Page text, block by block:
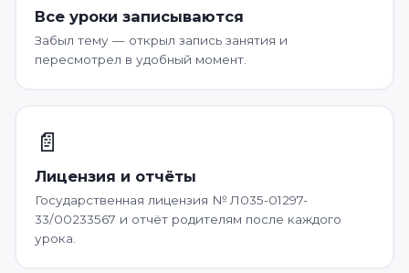
Все уроки записываются
Забыл тему — открыл запись занятия и
пересмотрел в удобный момент.
📄
Лицензия и отчёты
Государственная лицензия № Л035-01297-
33/00233567 и отчёт родителям после каждого
урока.